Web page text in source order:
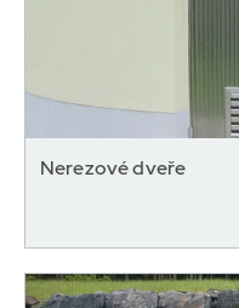
Nerezové dveře